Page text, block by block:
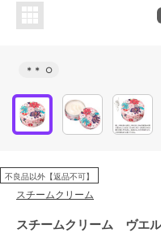
＊＊ ○
不良品以外【返品不可】
スチームクリーム
スチームクリーム ヴエ